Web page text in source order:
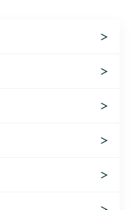
＞
＞
＞
＞
＞